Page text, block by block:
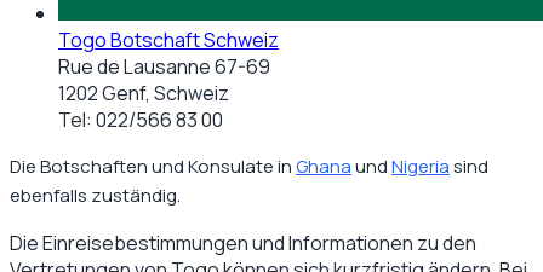
Togo Botschaft Schweiz
Rue de Lausanne 67-69
1202 Genf, Schweiz
Tel: 022/566 83 00
Die Botschaften und Konsulate inGhanaundNigeriasind
ebenfalls zuständig.
Die Einreisebestimmungen und Informationen zu den